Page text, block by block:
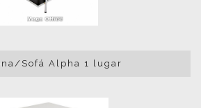
Sofá Alpha 1 lugar